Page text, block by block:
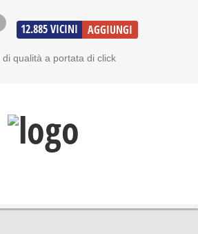
12.885 VICINI AGGIUNGI
di qualità a portata di click